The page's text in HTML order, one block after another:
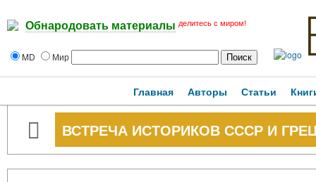
Обнародовать материалы делитесь с миром!
MD Мир
Главная Авторы Статьи
ВСТРЕЧА ИСТОРИКОВ СССР И